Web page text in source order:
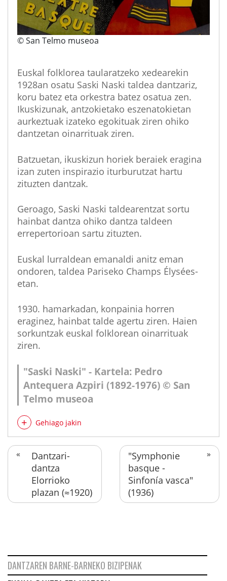
© San Telmo museoa
Euskal folklorea taularatzeko xedearekin
1928an osatu Saski Naski taldea dantzariz,
koru batez eta orkestra batez osatua zen.
Ikuskizunak, antzokietako eszenatokietan
aurkeztuak izateko egokituak ziren ohiko
dantzetan oinarrituak ziren.
Batzuetan, ikuskizun horiek beraiek eragina
izan zuten inspirazio iturburutzat hartu
zituzten dantzak.
Geroago, Saski Naski taldearentzat sortu
hainbat dantza ohiko dantza taldeen
errepertorioan sartu zituzten.
Euskal lurraldean emanaldi anitz eman
ondoren, taldea Pariseko Champs Élysées-
etan.
1930. hamarkadan, konpainia horren
eraginez, hainbat talde agertu ziren. Haien
sorkuntzak euskal folklorean oinarrituak
ziren.
"Saski Naski" - Kartela: Pedro
Antequera Azpiri (1892-1976) © San
Telmo museoa
Gehiago jakin
Dantzari-
dantza
Elorrioko
plazan (≈1920)
"Symphonie
basque -
Sinfonía vasca"
(1936)
DANTZAREN BARNE-BARNEKO BIZIPENAK